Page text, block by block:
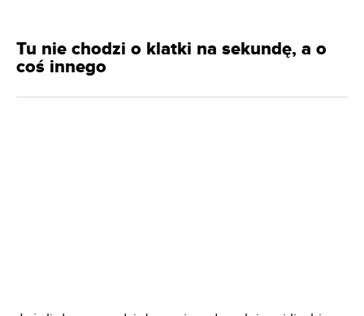
Tu nie chodzi o klatki na sekundę, a o
coś innego